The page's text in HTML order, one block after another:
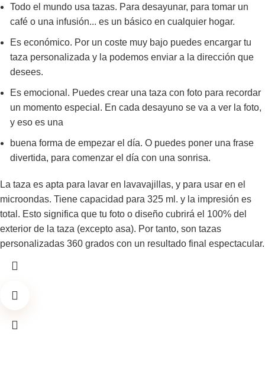
Todo el mundo usa tazas. Para desayunar, para tomar un
café o una infusión... es un básico en cualquier hogar.
Es económico. Por un coste muy bajo puedes encargar tu
taza personalizada y la podemos enviar a la dirección que
desees.
Es emocional. Puedes crear una taza con foto para recordar
un momento especial. En cada desayuno se va a ver la foto,
y eso es una
buena forma de empezar el día. O puedes poner una frase
divertida, para comenzar el día con una sonrisa.
La taza es apta para lavar en lavavajillas, y para usar en el
microondas. Tiene capacidad para 325 ml. y la impresión es
total. Esto significa que tu foto o diseño cubrirá el 100% del
exterior de la taza (excepto asa). Por tanto, son tazas
personalizadas 360 grados con un resultado final espectacular.